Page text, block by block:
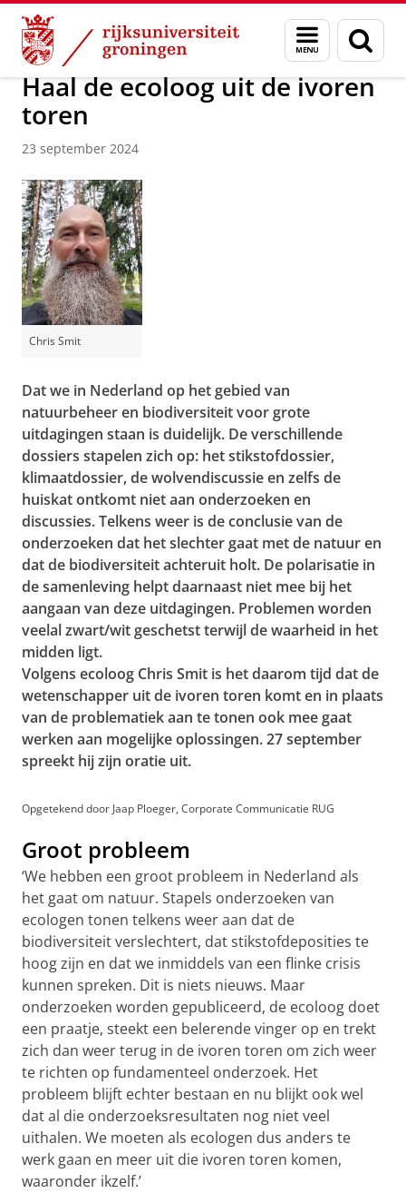
Skip
Content
Skip
Navigation
Menu
en
zoeken
Over ons Actueel Nieuws
Haal de ecoloog uit de ivoren
toren
23 september 2024
Chris Smit
Dat we in Nederland op het gebied van
natuurbeheer en biodiversiteit voor grote
uitdagingen staan is duidelijk. De verschillende
dossiers stapelen zich op: het stikstofdossier,
klimaatdossier, de wolvendiscussie en zelfs de
huiskat ontkomt niet aan onderzoeken en
discussies. Telkens weer is de conclusie van de
onderzoeken dat het slechter gaat met de natuur en
dat de biodiversiteit achteruit holt. De polarisatie in
de samenleving helpt daarnaast niet mee bij het
aangaan van deze uitdagingen. Problemen worden
veelal zwart/wit geschetst terwijl de waarheid in het
midden ligt.
Volgens ecoloog Chris Smit is het daarom tijd dat de
wetenschapper uit de ivoren toren komt en in plaats
van de problematiek aan te tonen ook mee gaat
werken aan mogelijke oplossingen. 27 september
spreekt hij zijn oratie uit.
Opgetekend door Jaap Ploeger, Corporate Communicatie RUG
Groot probleem
‘We hebben een groot probleem in Nederland als
het gaat om natuur. Stapels onderzoeken van
ecologen tonen telkens weer aan dat de
biodiversiteit verslechtert, dat stikstofdeposities te
hoog zijn en dat we inmiddels van een flinke crisis
kunnen spreken. Dit is niets nieuws. Maar
onderzoeken worden gepubliceerd, de ecoloog doet
een praatje, steekt een belerende vinger op en trekt
zich dan weer terug in de ivoren toren om zich weer
te richten op fundamenteel onderzoek. Het
probleem blijft echter bestaan en nu blijkt ook wel
dat al die onderzoeksresultaten nog niet veel
uithalen. We moeten als ecologen dus anders te
werk gaan en meer uit die ivoren toren komen,
waaronder ikzelf.’